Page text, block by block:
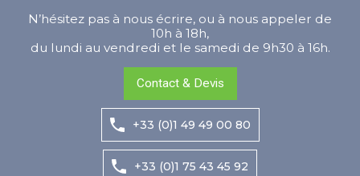
N’hésitez pas à nous écrire, ou à nous appeler de
10h à 18h,
du lundi au vendredi et le samedi de 9h30 à 16h.
Contact & Devis
+33 (0)1 49 49 00 80
+33 (0)1 75 43 45 92